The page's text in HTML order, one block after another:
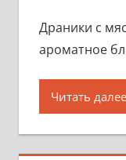
Драники с
ароматное
Читать далее